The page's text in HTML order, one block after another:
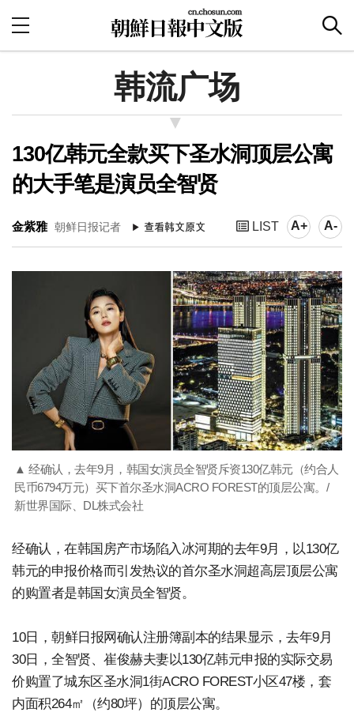
韩流广场
130亿韩元全款买下圣水洞顶层公寓
的大手笔是演员全智贤
金紫雅 朝鲜日报记者 LIST A+ A-
▲ 经确认，去年9月，韩国女演员全智贤斥资130亿韩元（约合人
民币6794万元）买下首尔圣水洞ACRO FOREST的顶层公寓。/
新世界国际、DL株式会社
经确认，在韩国房产市场陷入冰河期的去年9月，以130亿
韩元的申报价格而引发热议的首尔圣水洞超高层顶层公寓
的购置者是韩国女演员全智贤。
10日，朝鲜日报网确认注册簿副本的结果显示，去年9月
30日，全智贤、崔俊赫夫妻以130亿韩元申报的实际交易
价购置了城东区圣水洞1街ACRO FOREST小区47楼，套
内面积264㎡（约80坪）的顶层公寓。